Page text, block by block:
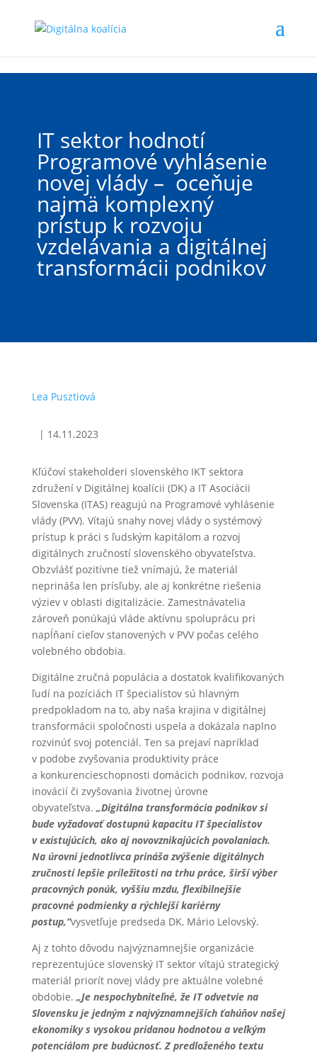
IT sektor hodnotí
Programové vyhlásenie
novej vlády – oceňuje
najmä komplexný
prístup k rozvoju
vzdelávania a digitálnej
transformácii podnikov
Lea Pusztiová
| 14.11.2023
Kľúčoví stakeholderi slovenského IKT sektora
združení v Digitálnej koalícii (DK) a IT Asociácii
Slovenska (ITAS) reagujú na Programové vyhlásenie
vlády (PVV). Vítajú snahy novej vlády o systémový
prístup k práci s ľudským kapitálom a rozvoj
digitálnych zručností slovenského obyvateľstva.
Obzvlášť pozitívne tiež vnímajú, že materiál
neprináša len prísľuby, ale aj konkrétne riešenia
výziev v oblasti digitalizácie. Zamestnávatelia
zároveň ponúkajú vláde aktívnu spoluprácu pri
napĺňaní cieľov stanovených v PVV počas celého
volebného obdobia.
Digitálne zručná populácia a dostatok kvalifikovaných
ľudí na pozíciách IT špecialistov sú hlavným
predpokladom na to, aby naša krajina v digitálnej
transformácii spoločnosti uspela a dokázala naplno
rozvinúť svoj potenciál. Ten sa prejaví napríklad
v podobe zvyšovania produktivity práce
a konkurencieschopnosti domácich podnikov, rozvoja
inovácií či zvyšovania životnej úrovne
obyvateľstva. „Digitálna transformácia podnikov si
bude vyžadovať dostupnú kapacitu IT špecialistov
v existujúcich, ako aj novovznikajúcich povolaniach.
Na úrovni jednotlivca prináša zvýšenie digitálnych
zručností lepšie príležitosti na trhu práce, širší výber
pracovných ponúk, vyššiu mzdu, flexibilnejšie
pracovné podmienky a rýchlejší kariérny
postup,“vysvetľuje predseda DK, Mário Lelovský.
Aj z tohto dôvodu najvýznamnejšie organizácie
reprezentujúce slovenský IT sektor vítajú strategický
materiál priorít novej vlády pre aktuálne volebné
obdobie. „Je nespochybniteľné, že IT odvetvie na
Slovensku je jedným z najvýznamnejších ťahúňov našej
ekonomiky s vysokou pridanou hodnotou a veľkým
potenciálom pre budúcnosť. Z predloženého textu